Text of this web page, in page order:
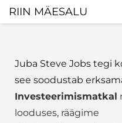
RIIN MÄESALU
Juba Steve Jobs tegi
see soodustab
Investeerimismatkal
looduses, räägime